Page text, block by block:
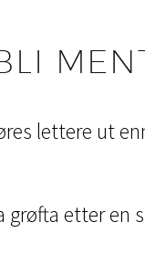
lettere ut
etter en